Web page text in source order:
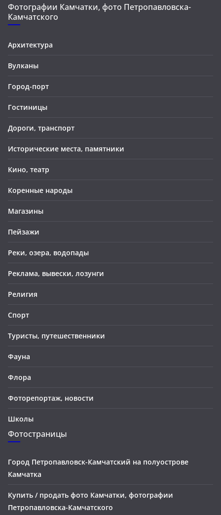
Фотографии Камчатки, фото Петропавловска-
Камчатского
Архитектура
Вулканы
Город-порт
Гостиницы
Дороги, транспорт
Исторические места, памятники
Кино, театр
Коренные народы
Магазины
Пейзажи
Реки, озера, водопады
Реклама, вывески, лозунги
Религия
Спорт
Туристы, путешественники
Фауна
Флора
Фоторепортаж, новости
Школы
Фотостраницы
Город Петропавловск-Камчатский на полуострове
Камчатка
Купить / продать фото Камчатки, фотографии
Петропавловска-Камчатского